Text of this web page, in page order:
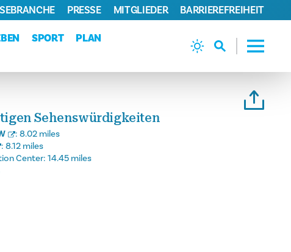
SPORT
PLAN
PRESSE MITGLIEDER BARRIEREFREIHEIT
Sehenswürdigkeiten
: 8.02 miles
: 8.12 miles
Center: 14.45 miles